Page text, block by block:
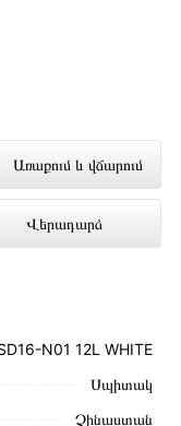
Առաքում և վճարում
Վերադարձ
է
լավագույն
N01 12L WHITE
Սպիտակ
Չինաստան